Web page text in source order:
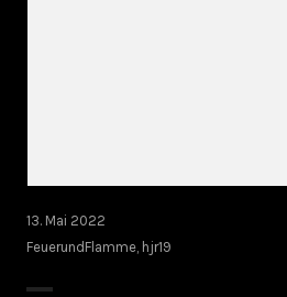
13. Mai 2022
FeuerundFlamme hjr19